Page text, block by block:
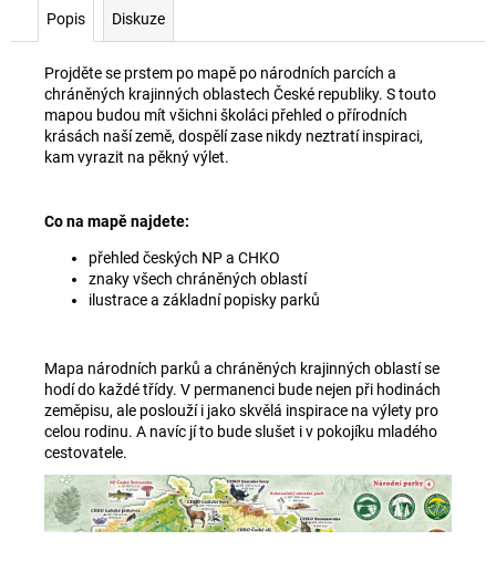
Popis Diskuze
Projděte se prstem po mapě po národních parcích a
chráněných krajinných oblastech České republiky. S touto
mapou budou mít všichni školáci přehled o přírodních
krásách naší země, dospělí zase nikdy neztratí inspiraci,
kam vyrazit na pěkný výlet.
Co na mapě najdete:
přehled českých NP a CHKO
znaky všech chráněných oblastí
ilustrace a základní popisky parků
Mapa národních parků a chráněných krajinných oblastí se
hodí do každé třídy. V permanenci bude nejen při hodinách
zeměpisu, ale poslouží i jako skvělá inspirace na výlety pro
celou rodinu. A navíc jí to bude slušet i v pokojíku mladého
cestovatele.